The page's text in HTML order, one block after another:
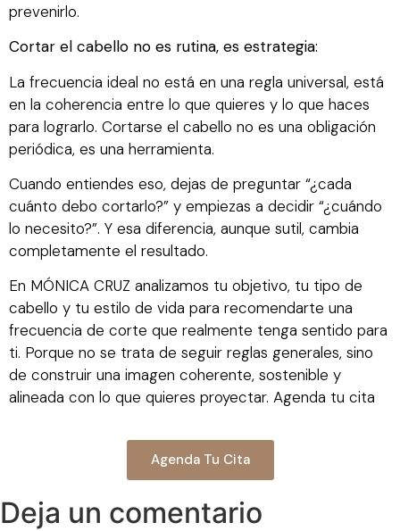
prevenirlo.
Cortar el cabello no es rutina, es estrategia:
La frecuencia ideal no está en una regla universal, está
en la coherencia entre lo que quieres y lo que haces
para lograrlo. Cortarse el cabello no es una obligación
periódica, es una herramienta.
Cuando entiendes eso, dejas de preguntar “¿cada
cuánto debo cortarlo?” y empiezas a decidir “¿cuándo
lo necesito?”. Y esa diferencia, aunque sutil, cambia
completamente el resultado.
En MÓNICA CRUZ analizamos tu objetivo, tu tipo de
cabello y tu estilo de vida para recomendarte una
frecuencia de corte que realmente tenga sentido para
ti. Porque no se trata de seguir reglas generales, sino
de construir una imagen coherente, sostenible y
alineada con lo que quieres proyectar. Agenda tu cita
Agenda Tu Cita
Deja un comentario